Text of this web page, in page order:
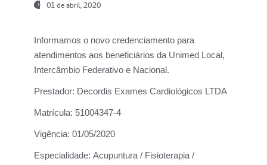
01 de abril, 2020
Informamos o novo credenciamento para
atendimentos aos beneficiários da Unimed Local,
Intercâmbio Federativo e Nacional.
Prestador: Decordis Exames Cardiológicos LTDA
Matrícula: 51004347-4
Vigência: 01/05/2020
Especialidade: Acupuntura / Fisioterapia /